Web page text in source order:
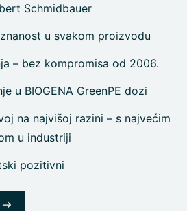
Schmidbauer
u svakom proizvodu
– bez kompromisa od 2006.
u BIOGENA GreenPE dozi
na najvišoj razini – s najvećim
u industriji
pozitivni